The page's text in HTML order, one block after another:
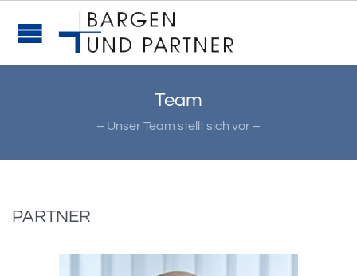
Team
– Unser Team stellt sich vor –
PARTNER